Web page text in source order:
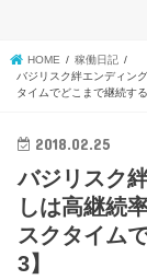
HOME
稼働日記
バジリスク絆エンディン
タイムでどこまで継続す
2018.02.25
バジリスク
しは高継続
スクタイム
3】